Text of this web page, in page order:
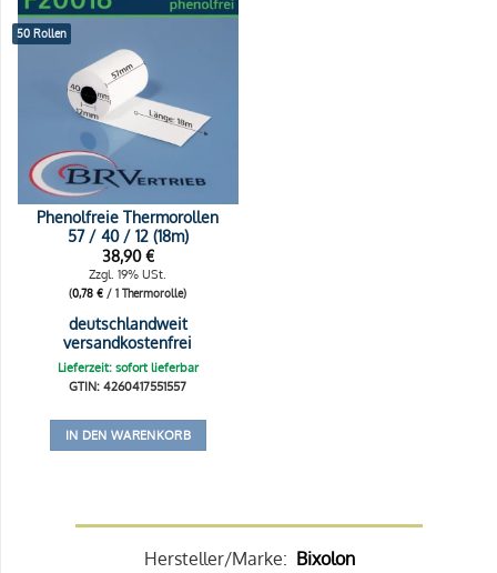
50 Rollen
Phenolfreie Thermorollen
57 / 40 / 12 (18m)
38,90€
Zzgl. 19% USt.
(0,78€ / 1 Thermorolle)
deutschlandweit
versandkostenfrei
Lieferzeit: sofort lieferbar
GTIN: 4260417551557
IN DEN WARENKORB
Hersteller/Marke: Bixolon